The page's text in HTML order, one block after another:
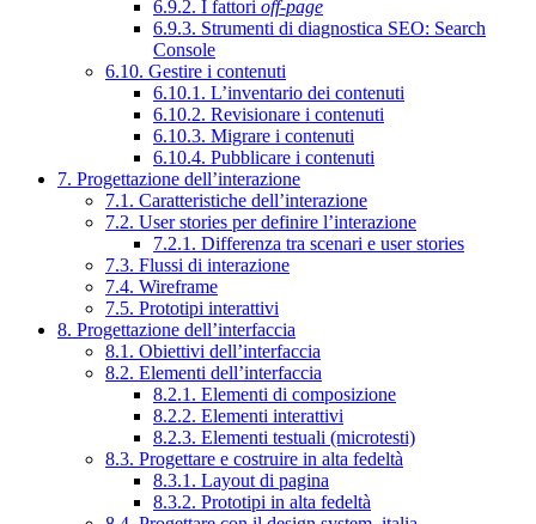
6.9.2. I fattori off-page
6.9.3. Strumenti di diagnostica SEO: Search
Console
6.10. Gestire i contenuti
6.10.1. L’inventario dei contenuti
6.10.2. Revisionare i contenuti
6.10.3. Migrare i contenuti
6.10.4. Pubblicare i contenuti
7. Progettazione dell’interazione
7.1. Caratteristiche dell’interazione
7.2. User stories per definire l’interazione
7.2.1. Differenza tra scenari e user stories
7.3. Flussi di interazione
7.4. Wireframe
7.5. Prototipi interattivi
8. Progettazione dell’interfaccia
8.1. Obiettivi dell’interfaccia
8.2. Elementi dell’interfaccia
8.2.1. Elementi di composizione
8.2.2. Elementi interattivi
8.2.3. Elementi testuali (microtesti)
8.3. Progettare e costruire in alta fedeltà
8.3.1. Layout di pagina
8.3.2. Prototipi in alta fedeltà